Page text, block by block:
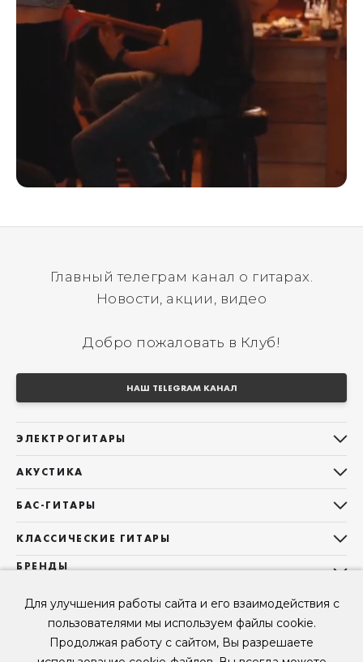
Для улучшения работы сайта и его взаимодействия с
пользователями мы используем файлы cookie.
Продолжая работу с сайтом, Вы разрешаете
Главный телеграм канал о гитарах.
Новости, акции, видео
Добро пожаловать в Клуб!
НАШ TELEGRAM КАНАЛ
ЭЛЕКТРОГИТАРЫ
Telecaster
Les Paul
Superstrat
АКУСТИКА
Фолки (ОМ, 000, 00)
Гранд Аудиториум
Б/У, уцененные гитары
БАС-ГИТАРЫ
Precision Bass
Б/У, уцененные гитары
КЛАССИЧЕСКИЕ ГИТАРЫ
Все классические гитары
Б/У, уцененные гитары
БРЕНДЫ
Sigma Guitars
Enya Guitars
Fender
Контакты
Мы в Telegram
Мы в ВК